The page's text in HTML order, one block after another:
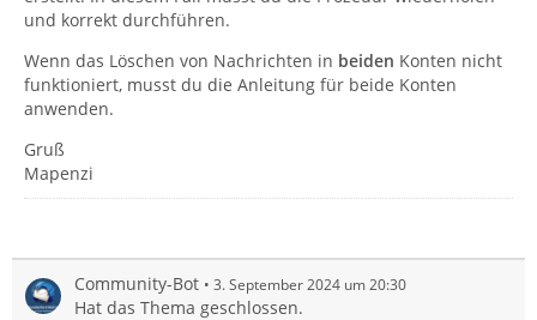
und korrekt durchführen.
Wenn das Löschen von Nachrichten in beiden Konten nicht
funktioniert, musst du die Anleitung für beide Konten
anwenden.
Gruß
Mapenzi
Community-Bot 3. September 2024 um 20:30
Hat das Thema geschlossen.